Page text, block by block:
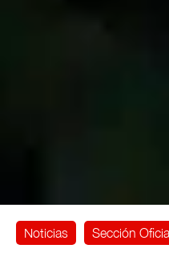
Noticias Sección